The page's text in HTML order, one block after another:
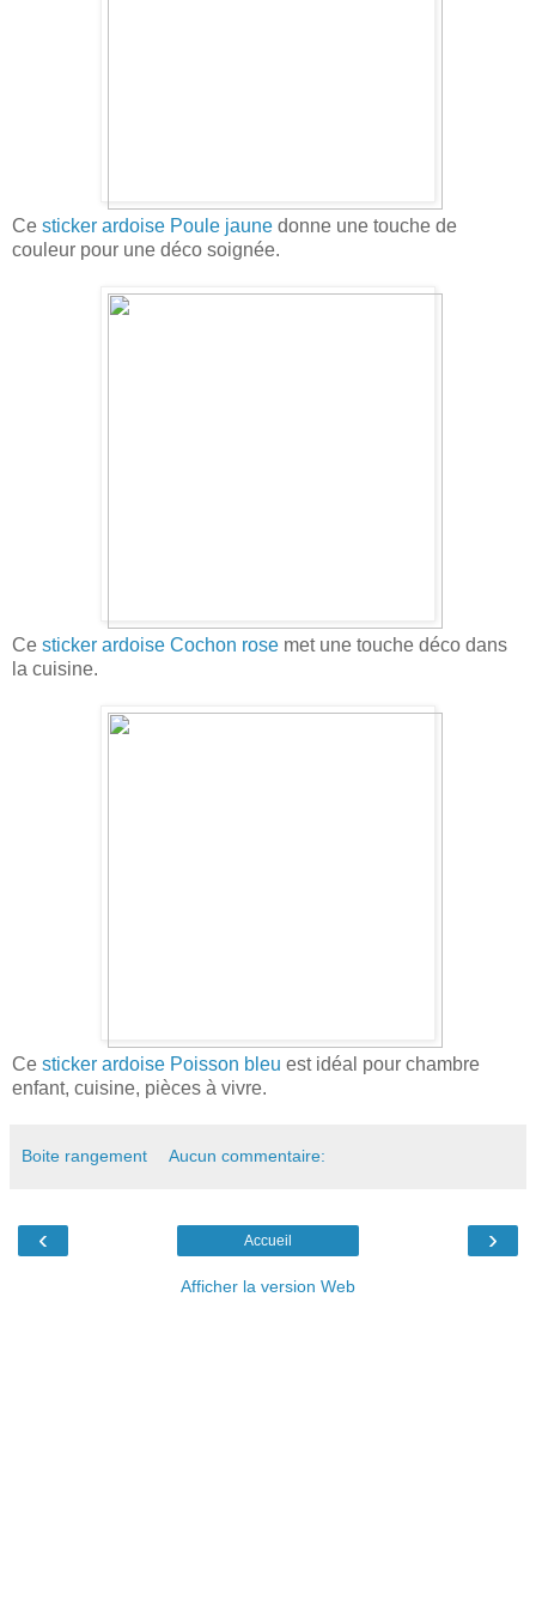
Ce sticker ardoise Poule jaune donne une touche de
couleur pour une déco soignée.
Ce sticker ardoise Cochon rose met une touche déco dans
la cuisine.
Ce sticker ardoise Poisson bleu est idéal pour chambre
enfant, cuisine, pièces à vivre.
Boite rangement Aucun commentaire:
‹ ›
Accueil
Afficher la version Web